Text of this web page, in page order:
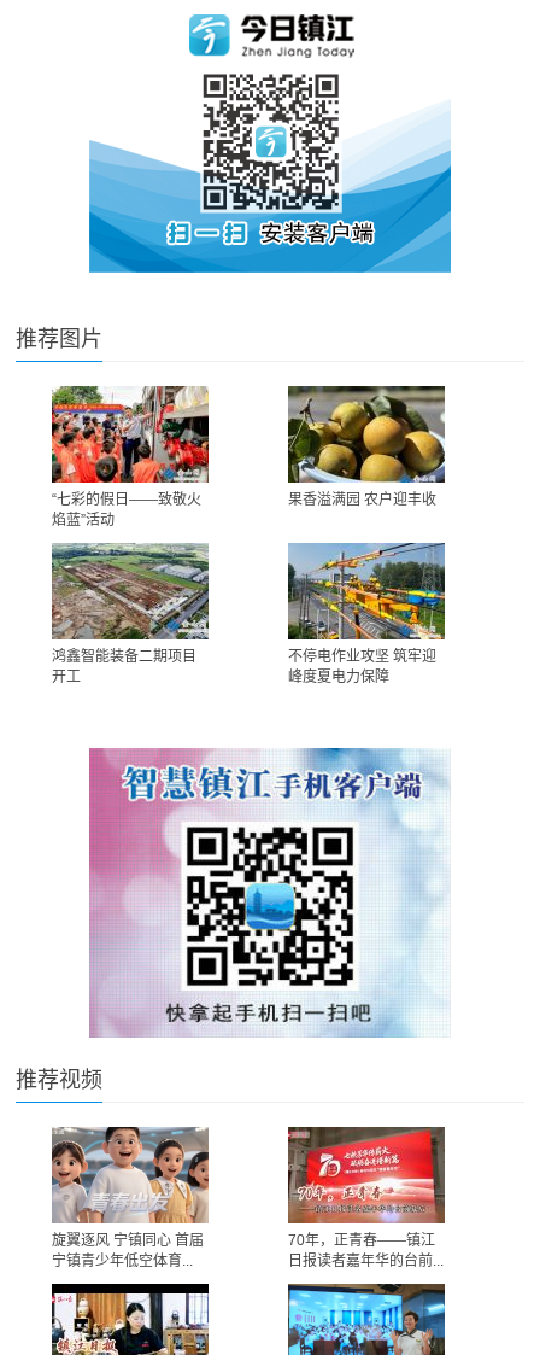
推荐图片
“七彩的假日——致敬火
焰蓝”活动
果香溢满园 农户迎丰收
鸿鑫智能装备二期项目
开工
不停电作业攻坚 筑牢迎
峰度夏电力保障
推荐视频
旋翼逐风 宁镇同心 首届
宁镇青少年低空体育...
70年，正青春——镇江
日报读者嘉年华的台前...